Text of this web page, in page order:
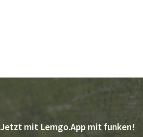
Jetzt mit Lemgo.App mit funken!